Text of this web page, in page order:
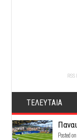
ΤΕΛΕΥΤΑΙΑ
Posted